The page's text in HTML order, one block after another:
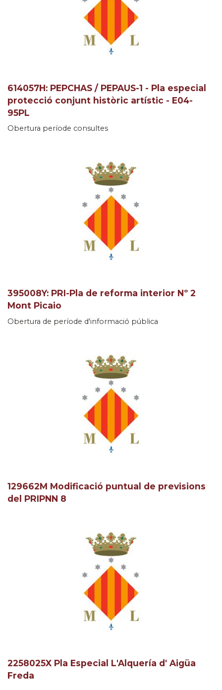
614057H: PEPCHAS / PEPAUS-1 - Pla especial
protecció conjunt històric artístic - E04-
95PL
Obertura període consultes
395008Y: PRI-Pla de reforma interior Nº 2
Mont Picaio
Obertura de període d'informació pública
129662M Modificació puntual de previsions
del PRIPNN 8
2258025X Pla Especial L'Alquería d' Aigüa
Freda